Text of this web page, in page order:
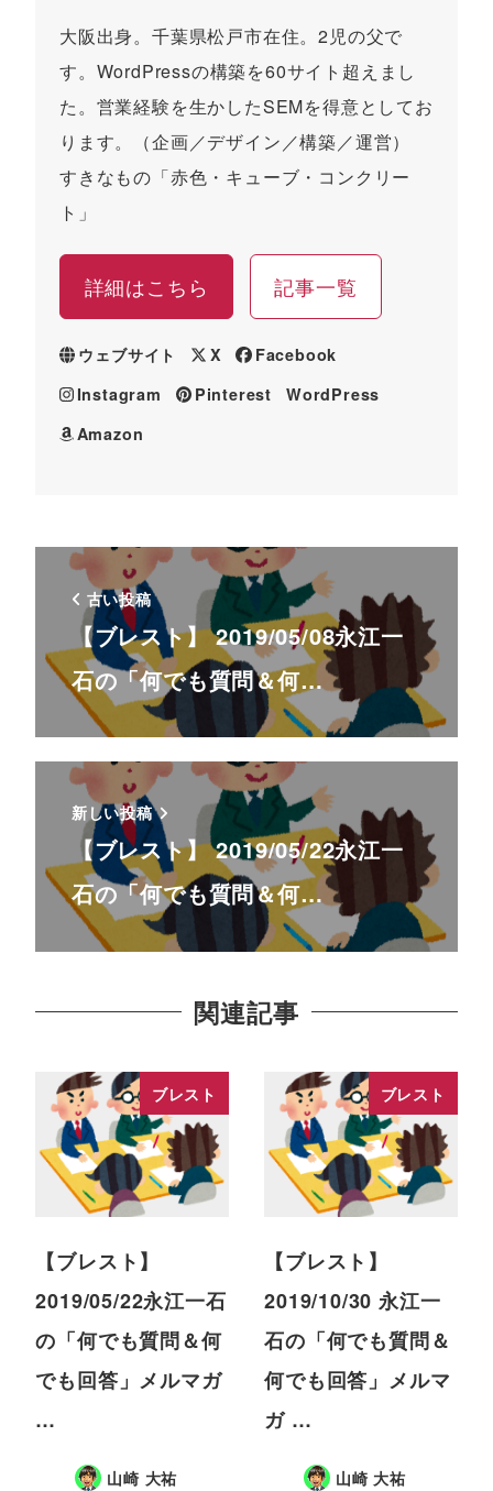
大阪出身。千葉県松戸市在住。2児の父で
す。WordPressの構築を60サイト超えまし
た。営業経験を生かしたSEMを得意としてお
ります。（企画／デザイン／構築／運営）
すきなもの「赤色・キューブ・コンクリー
ト」
詳細はこちら 記事一覧
ウェブサイト X
Facebook
Instagram
Pinterest
WordPress
Amazon
古い投稿
【ブレスト】 2019/05/08永江一
石の「何でも質問＆何…
新しい投稿
【ブレスト】 2019/05/22永江一
石の「何でも質問＆何…
関連記事
ブレスト
【ブレスト】
2019/05/22永江一石
の「何でも質問＆何
でも回答」メルマガ
…
山崎 大祐
ブレスト
【ブレスト】
2019/10/30 永江一
石の「何でも質問＆
何でも回答」メルマ
ガ …
山崎 大祐